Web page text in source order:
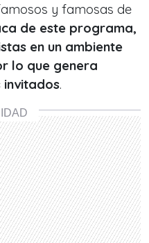
y famosas de
de este programa,
en un ambiente
lo que genera
invitados.